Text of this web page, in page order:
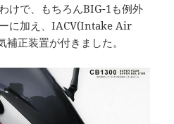
けで、もちろんBIG-1も例外
に加え、IACV(Intake Air
正装置が付きました。